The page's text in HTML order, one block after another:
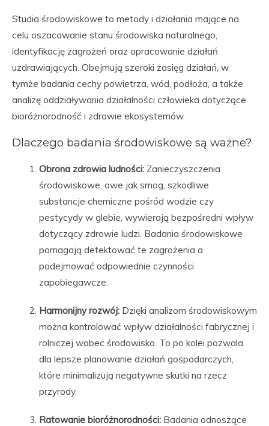
Studia środowiskowe to metody i działania mające na
celu oszacowanie stanu środowiska naturalnego,
identyfikację zagrożeń oraz opracowanie działań
uzdrawiających. Obejmują szeroki zasięg działań, w
tymże badania cechy powietrza, wód, podłoża, a także
analizę oddziaływania działalności człowieka dotyczące
bioróżnorodność i zdrowie ekosystemów.
Dlaczego badania środowiskowe są ważne?
Obrona zdrowia ludności: Zanieczyszczenia
środowiskowe, owe jak smog, szkodliwe
substancje chemiczne pośród wodzie czy
pestycydy w glebie, wywierają bezpośredni wpływ
dotyczący zdrowie ludzi. Badania środowiskowe
pomagają detektować te zagrożenia a
podejmować odpowiednie czynności
zapobiegawcze.
Harmonijny rozwój: Dzięki analizom środowiskowym
można kontrolować wpływ działalności fabrycznej i
rolniczej wobec środowisko. To po kolei pozwala
dla lepsze planowanie działań gospodarczych,
które minimalizują negatywne skutki na rzecz
przyrody.
Ratowanie bioróżnorodności: Badania odnoszące